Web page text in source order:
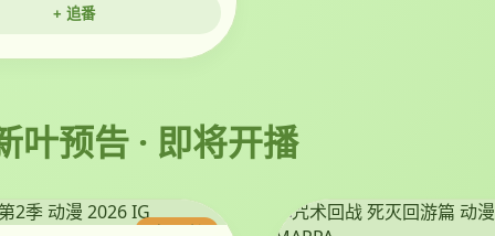
+ 追番
叶预告 · 即将开播